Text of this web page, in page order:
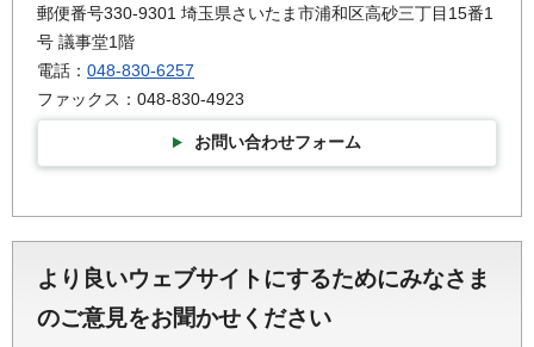
郵便番号330-9301 埼玉県さいたま市浦和区高砂三丁目15番1
号 議事堂1階
電話： 048-830-6257
ファックス：048-830-4923
お問い合わせフォーム
より良いウェブサイトにするためにみなさま
のご意見をお聞かせください